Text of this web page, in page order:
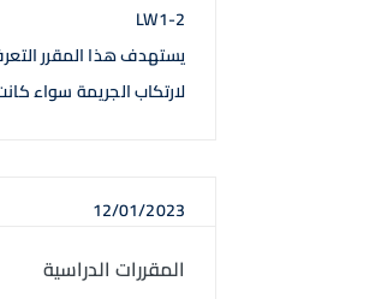
LW1-2
يستهدف هذا المقرر
لارتكاب الجريمة سواء
12/01/2023
المقررات الدراسية